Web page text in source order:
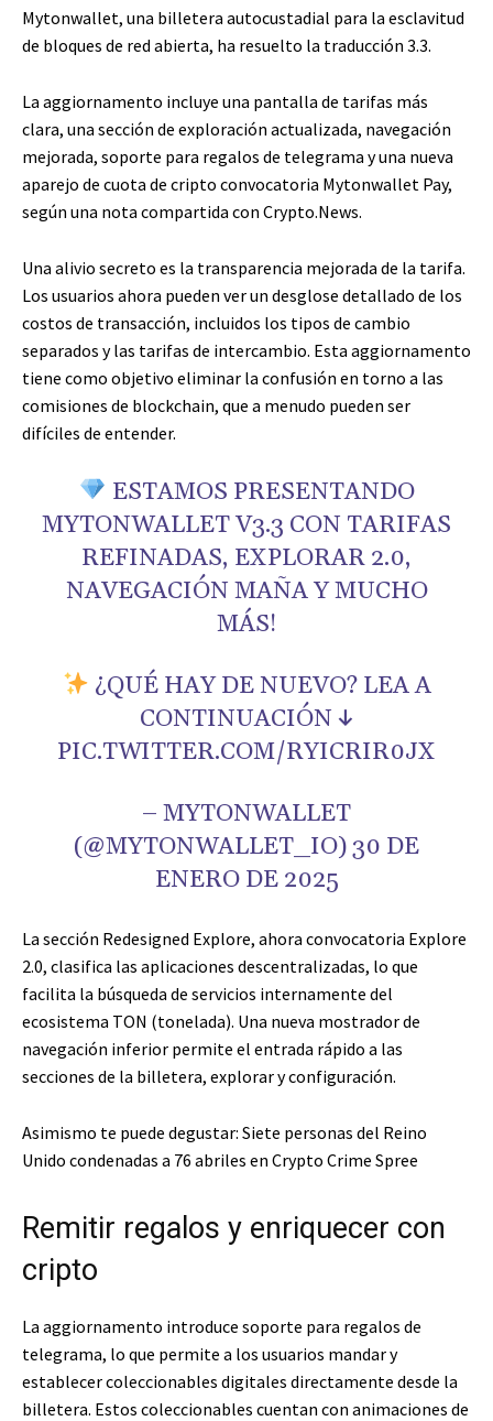
Mytonwallet, una billetera autocustadial para la esclavitud
de bloques de red abierta, ha resuelto la traducción 3.3.
La aggiornamento incluye una pantalla de tarifas más
clara, una sección de exploración actualizada, navegación
mejorada, soporte para regalos de telegrama y una nueva
aparejo de cuota de cripto convocatoria Mytonwallet Pay,
según una nota compartida con Crypto.News.
Una alivio secreto es la transparencia mejorada de la tarifa.
Los usuarios ahora pueden ver un desglose detallado de los
costos de transacción, incluidos los tipos de cambio
separados y las tarifas de intercambio. Esta aggiornamento
tiene como objetivo eliminar la confusión en torno a las
comisiones de blockchain, que a menudo pueden ser
difíciles de entender.
ESTAMOS PRESENTANDO
MYTONWALLET V3.3 CON TARIFAS
REFINADAS, EXPLORAR 2.0,
NAVEGACIÓN MAÑA Y MUCHO
MÁS!
¿QUÉ HAY DE NUEVO? LEA A
CONTINUACIÓN ↓
PIC.TWITTER.COM/RYICRIR0JX
– MYTONWALLET
(@MYTONWALLET_IO) 30 DE
ENERO DE 2025
La sección Redesigned Explore, ahora convocatoria Explore
2.0, clasifica las aplicaciones descentralizadas, lo que
facilita la búsqueda de servicios internamente del
ecosistema TON (tonelada). Una nueva mostrador de
navegación inferior permite el entrada rápido a las
secciones de la billetera, explorar y configuración.
Asimismo te puede degustar: Siete personas del Reino
Unido condenadas a 76 abriles en Crypto Crime Spree
Remitir regalos y enriquecer con
cripto
La aggiornamento introduce soporte para regalos de
telegrama, lo que permite a los usuarios mandar y
establecer coleccionables digitales directamente desde la
billetera. Estos coleccionables cuentan con animaciones de